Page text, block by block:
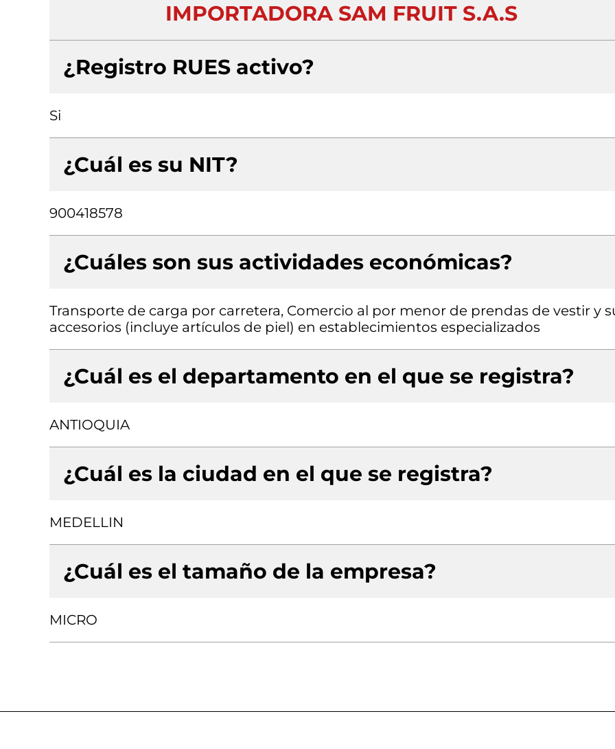
IMPORTADORA SAM FRUIT S.A.S
¿Registro RUES activo?
Si
¿Cuál es su NIT?
900418578
¿Cuáles son sus actividades económicas?
Transporte de carga por carretera, Comercio al por menor de prendas de vestir y
accesorios (incluye artículos de piel) en establecimientos especializados
¿Cuál es el departamento en el que se registra?
ANTIOQUIA
¿Cuál es la ciudad en el que se registra?
MEDELLIN
¿Cuál es el tamaño de la empresa?
MICRO